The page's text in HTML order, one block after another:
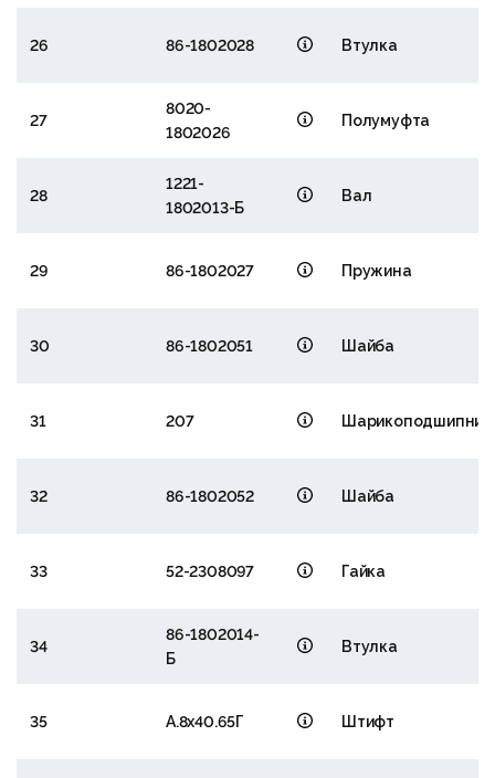
26 86-1802028 Втулка
27
8020-
1802026
Полумуфта
28
1221-
1802013-Б
Вал
29 86-1802027 Пружина
30 86-1802051 Шайба
31 207 Шарикоподшипник
32 86-1802052 Шайба
33 52-2308097 Гайка
34
86-1802014-
Б
Втулка
35 А.8х40.65Г Штифт